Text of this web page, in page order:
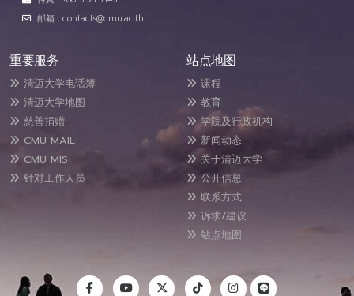
邮箱 : contacts@cmu.ac.th
重要服务
清迈大学电话簿
清迈大学地图
慈善捐赠
CMU MAIL
CMU MIS
针对工作人员
站点地图
课程
教育
学院及行政机构
新闻动态
关于清迈大学
公开信息
联系方式
诉求/建议
站点地图